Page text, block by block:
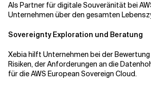
Als Partner für digitale Souveränität bei
Unternehmen über den gesamten
Sovereignty Exploration und Beratung
Xebia hilft Unternehmen bei der
Risiken, der Anforderungen an die
für die AWS European Sovereign Cloud.